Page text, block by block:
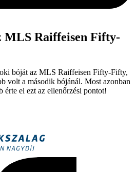
MLS Raiffeisen Fifty-
bóját az MLS Raiffeisen Fifty-Fifty,
volt a második bójánál. Most azonban
el ezt az ellenőrzési pontot!